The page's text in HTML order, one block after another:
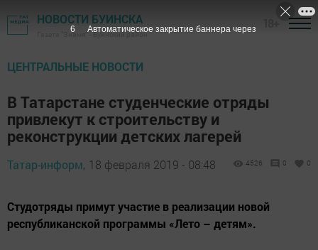
НОВОСТИ БУИНСКА
Газета "Знамя" - Буинский район
ЦЕНТРАЛЬНЫЕ НОВОСТИ
В Татарстане студенческие отряды
привлекут к строительству и
реконструкции детских лагерей
Татар-информ, 18 февраля 2019 - 08:48 4526 0 0
Студотряды примут участие в реализации новой
республиканской программы «Лето – детям».
5 Автоматическое закрытие баннера через